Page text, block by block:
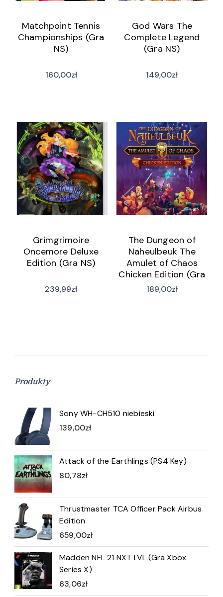
Matchpoint Tennis
Championships (Gra
NS)
160,00zł
God Wars The
Complete Legend
(Gra NS)
149,00zł
Grimgrimoire
Oncemore Deluxe
Edition (Gra NS)
239,99zł
The Dungeon of
Naheulbeuk The
Amulet of Chaos
Chicken Edition (Gra
NS)
189,00zł
Produkty
Sony WH-CH510 niebieski
139,00zł
Attack of the Earthlings (PS4 Key)
80,78zł
Thrustmaster TCA Officer Pack Airbus
Edition
659,00zł
Madden NFL 21 NXT LVL (Gra Xbox
Series X)
63,06zł